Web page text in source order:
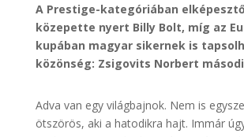
A Prestige-kategóriában
közepette nyert Billy Bolt, míg az
kupában magyar sikernek is
közönség: Zsigovits Norbert
Adva van egy világbajnok. Nem is
ötszörös, aki a hatodikra hajt. Immár